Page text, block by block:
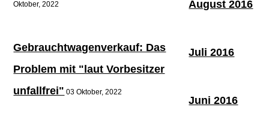
Oktober, 2022
Gebrauchtwagenverkauf: Das
Problem mit "laut Vorbesitzer
unfallfrei" 03 Oktober, 2022
August 2016
Juli 2016
Juni 2016